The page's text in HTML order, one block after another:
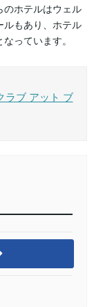
のホテルはウェル
ルもあり、ホテル
っています。
ラブ アット ブ